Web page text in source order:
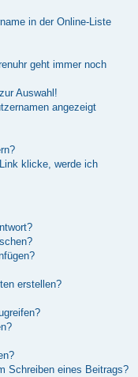
in der Online-Liste
geht immer noch
Auswahl!
angezeigt
klicke, werde ich
erstellen?
Schreiben eines Beitrags?